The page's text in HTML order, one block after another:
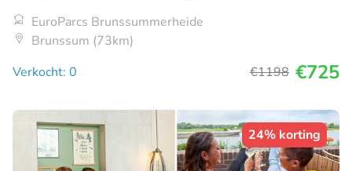
EuroParcs Brunssummerheide
Brunssum (73km)
Verkocht: 0
€1198 €725
24% korting